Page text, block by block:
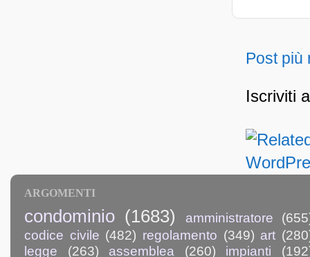
Post più
Iscriviti
ARGOMENTI
condominio (1683) amministratore
codice civile (482) regolamento (349) art
legge
(263) assemblea (260) impianti